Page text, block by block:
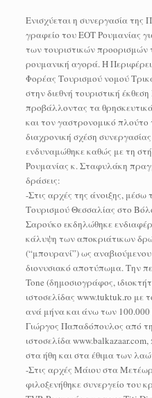
Ενισχύεται η συνεργασία της
γραφείο του ΕΟΤ Ρουμανίας
των τουριστικών προορισμών
ρουμανική αγορά. Η
Φορέας Τουρισμού νομού
στην διεθνή τουριστική
προβάλλοντας τα
και τον γαστρονομικό
διαχρονική σχέση
ενδυναμώθηκε καθώς με τη
Ρουμανίας κ. Σταφυλάκη
δράσεις:
-Στις αρχές της άνοιξης,
Τουρισμού Θεσσαλίας στο
Σαρούκο εκδηλώθηκε
κάλυψη των αποκριάτικων
(“μπουρανί”) ως
διονυσιακό αποτύπωμα. Την
Tone (δημοσιογράφος,
ιστοσελίδας www.tuktuk.ro με
ανά μήνα και άνω των 100.000
Γιώργος Παπαδόπουλος από
ιστοσελίδα
στα ήθη και στα έθιμα των
-Στις αρχές Μάιου στα
φιλοξενήθηκε συνεργείο του